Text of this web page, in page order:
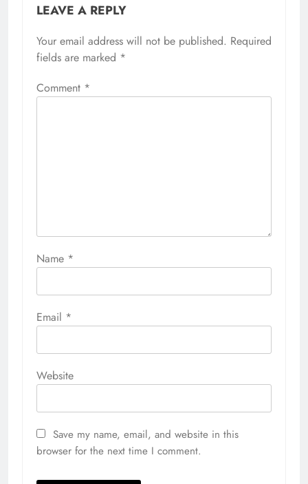
LEAVE A REPLY
Your email address will not be published. Required
fields are marked *
Comment *
Name *
Email *
Website
Save my name, email, and website in this
browser for the next time I comment.